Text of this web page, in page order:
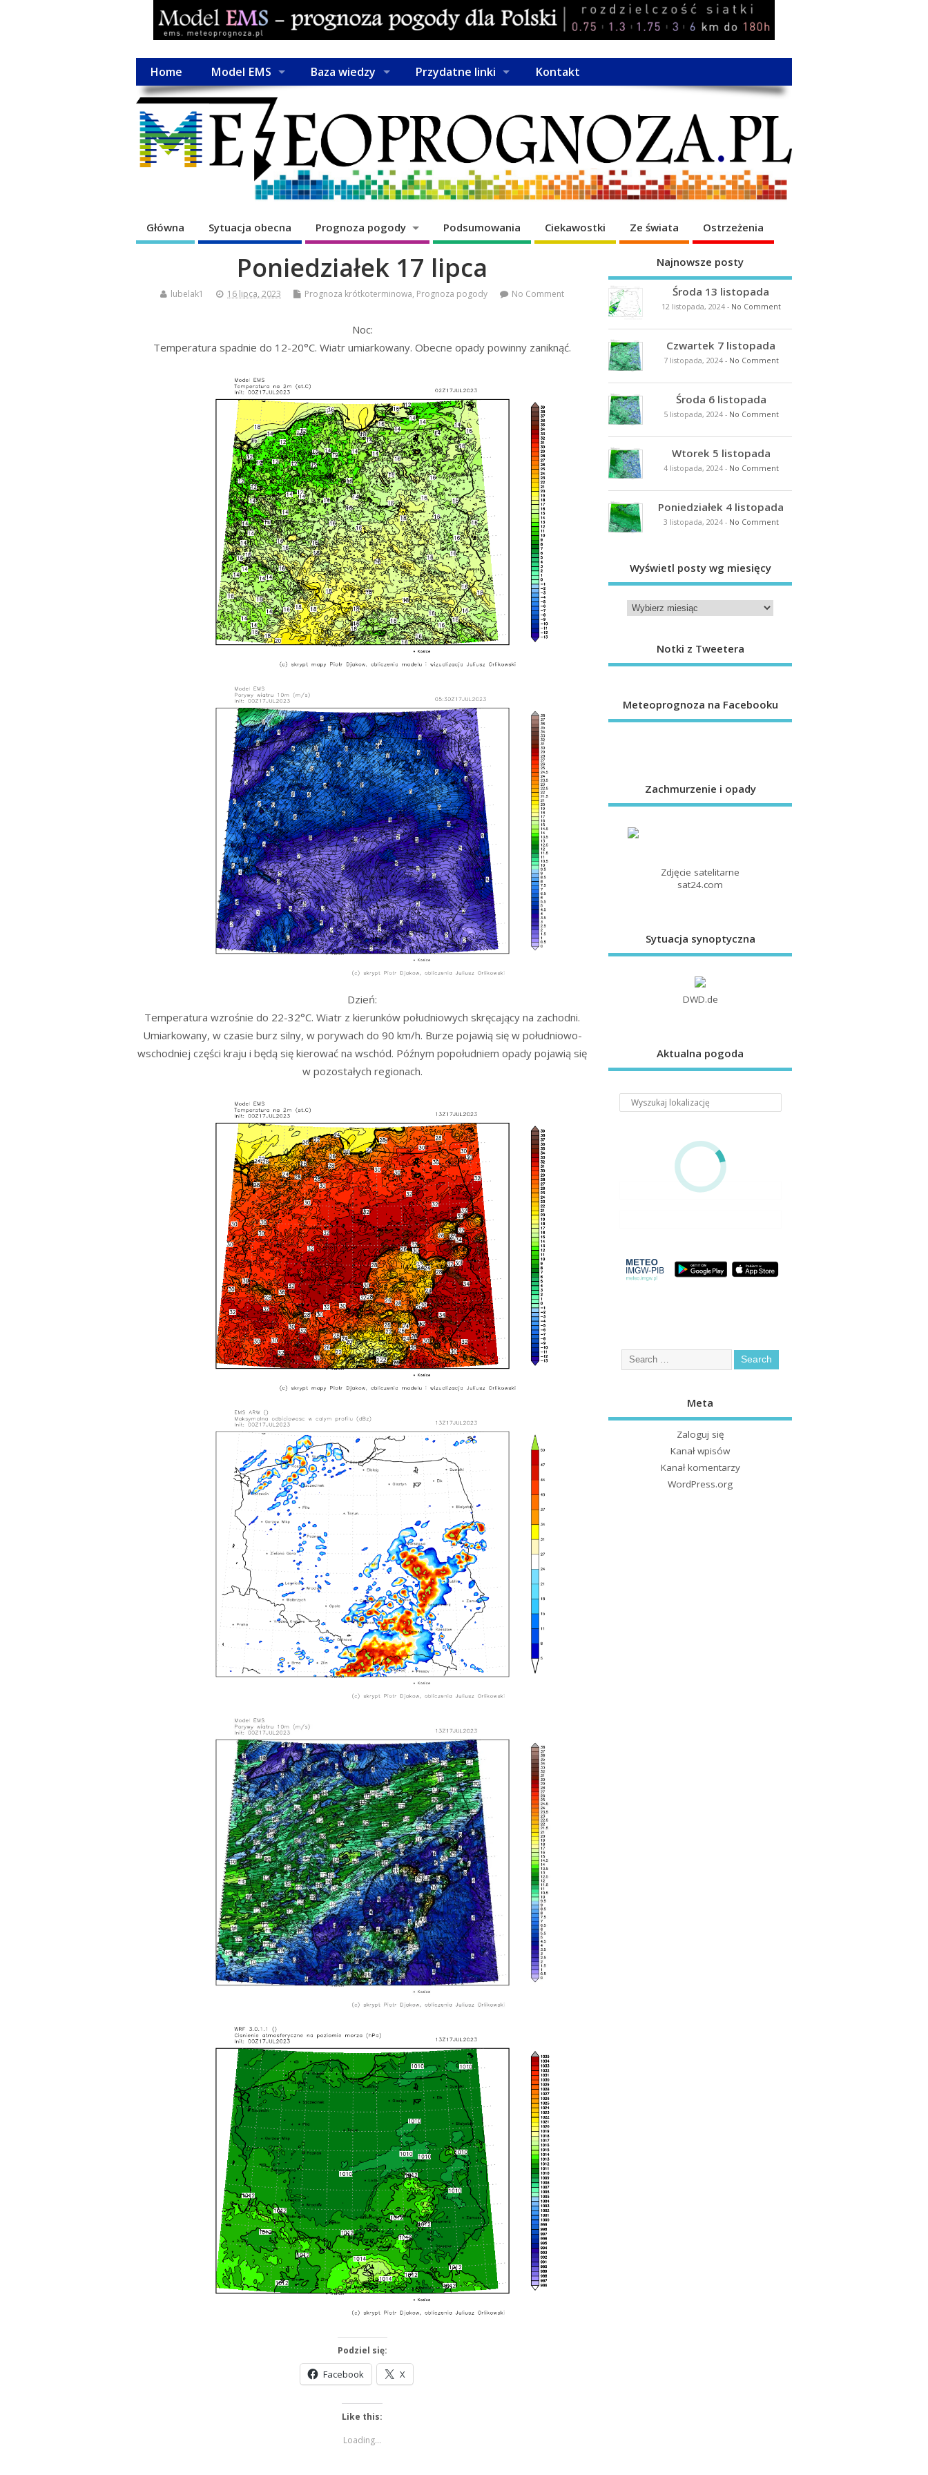
Home Model EMS Baza wiedzy Przydatne linki Kontakt
Główna Sytuacja obecna Prognoza pogody Podsumowania Ciekawostki Ze świata Ostrzeżenia
Poniedziałek 17 lipca
lubelak1 16 lipca, 2023 Prognoza krótkoterminowa, Prognoza pogody No Comment
Noc:
Temperatura spadnie do 12-20°C. Wiatr umiarkowany. Obecne opady powinny zaniknąć.
Dzień:
Temperatura wzrośnie do 22-32°C. Wiatr z kierunków południowych skręcający na zachodni.
Umiarkowany, w czasie burz silny, w porywach do 90 km/h. Burze pojawią się w południowo-
wschodniej części kraju i będą się kierować na wschód. Późnym popołudniem opady pojawią się
w pozostałych regionach.
Podziel się:
Facebook X
Like this:
Loading...
Najnowsze posty
Środa 13 listopada
12 listopada, 2024- No Comment
Czwartek 7 listopada
7 listopada, 2024- No Comment
Środa 6 listopada
5 listopada, 2024- No Comment
Wtorek 5 listopada
4 listopada, 2024- No Comment
Poniedziałek 4 listopada
3 listopada, 2024- No Comment
Wyświetl posty wg miesięcy
Notki z Tweetera
Meteoprognoza na Facebooku
Zachmurzenie i opady
Zdjęcie satelitarne
sat24.com
Sytuacja synoptyczna
DWD.de
Aktualna pogoda
Meta
Zaloguj się
Kanał wpisów
Kanał komentarzy
WordPress.org